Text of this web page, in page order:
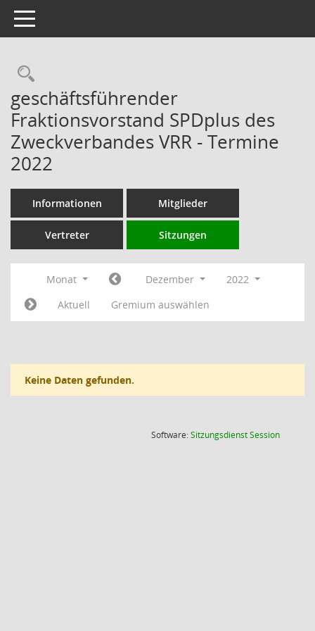
Toggle navigation
Rechercheauswahl
geschäftsführender
Fraktionsvorstand SPDplus des
Zweckverbandes VRR - Termine
2022
Informationen Mitglieder
Vertreter Sitzungen
Monat Dezember
2022
Aktuell
Gremium auswählen
Keine Daten gefunden.
Software:SitzungsdienstSession(Wird in